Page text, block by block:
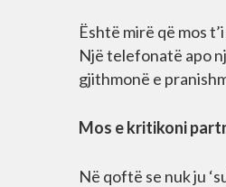
Është mirë që mos
Një telefonatë apo
gjithmonë e
Mos e kritikoni
Në qoftë se nuk ju